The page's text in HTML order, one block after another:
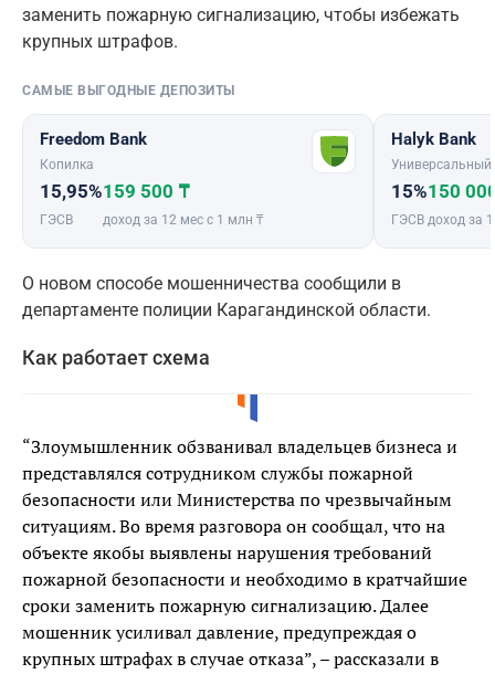
заменить пожарную сигнализацию, чтобы избежать
крупных штрафов.
САМЫЕ ВЫГОДНЫЕ ДЕПОЗИТЫ
Freedom Bank
Копилка
15,95%
ГЭСВ
159 500 ₸
доход за 12 мес с 1 млн ₸
Halyk Bank
Универсальный
15%
ГЭСВ
150
доход за
О новом способе мошенничества сообщили в
департаменте полиции Карагандинской области.
Как работает схема
“Злоумышленник обзванивал владельцев бизнеса и
представлялся сотрудником службы пожарной
безопасности или Министерства по чрезвычайным
ситуациям. Во время разговора он сообщал, что на
объекте якобы выявлены нарушения требований
пожарной безопасности и необходимо в кратчайшие
сроки заменить пожарную сигнализацию. Далее
мошенник усиливал давление, предупреждая о
крупных штрафах в случае отказа”, – рассказали в